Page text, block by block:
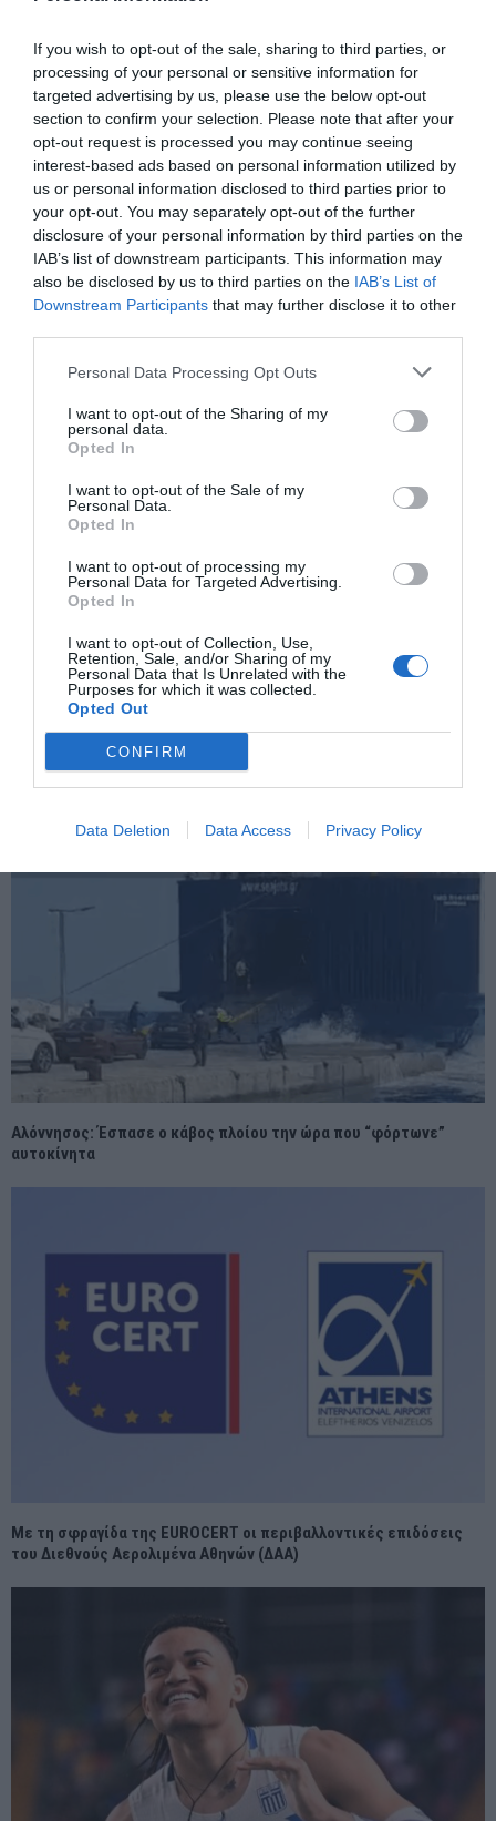
If you wish to opt-out of the sale, sharing to third parties, or
processing of your personal or sensitive information for
targeted advertising by us, please use the below opt-out
section to confirm your selection. Please note that after your
opt-out request is processed you may continue seeing
interest-based ads based on personal information utilized by
us or personal information disclosed to third parties prior to
your opt-out. You may separately opt-out of the further
disclosure of your personal information by third parties on the
IAB’s list of downstream participants. This information may
also be disclosed by us to third parties on the IAB’s List of
Downstream Participants that may further disclose it to other
Personal Data Processing Opt Outs
I want to opt-out of the Sharing of my
personal data.
Opted In
I want to opt-out of the Sale of my
Personal Data.
Opted In
I want to opt-out of processing my
Personal Data for Targeted Advertising.
Opted In
I want to opt-out of Collection, Use,
Retention, Sale, and/or Sharing of my
Personal Data that Is Unrelated with the
Purposes for which it was collected.
Opted Out
CONFIRM
Data Deletion Data Access Privacy Policy
του μέλλοντος.
Για τα Ηνωμένα Αραβικά Εμιράτα, η προσέλκυση τέτοιων
ψηφιακών κολοσσών δεν είναι μόνο θέμα τραπεζών.
Είναι μέρος μιας ευρύτερης στρατηγικής για να ενισχύσουν
ακόμη περισσότερο την οικονομία τους, να προσελκύσουν
επενδύσεις, επιχειρήσεις, εύπορους κατοίκους αλλά και
τουρισμό υψηλής αξίας.
Στον νέο ψηφιακό οικονομικό χάρτη, όποιος συγκεντρώνει
κεφάλαια, επενδύσεις και τεχνολογία δεν κερδίζει απλώς
ΠΡΟΗΓΟΎΜΕΝΗ ΑΝΆΡΤΗΣΗ
ΝΟΡΒΗΓΙΑ: ΑΝΟΙΓΕΙ ΒΟΥΝΟ ΓΙΑ ΠΛΟΙΑ – ΤΟ ΠΡΩΤΟ
MODERNA: ΤΟ mRNA ΕΜΒΟΛΙΟ ΓΙΑ ΤΗ ΓΡΙΠΗ ΠΑΙΡΝΕΙ ΤΟ
ΠΡΑΣΙΝΟ ΦΩΣ — ΝΕΑ ΕΠΟΧΗ ΣΤΗΝ ΠΡΟΛΗΠΤΙΚΗ ΙΑΤΡΙΚΗ
ΣΧΕΤΙΚΈΣ ΑΝΑΡΤΉΣΕΙΣ
Αλόννησος: Έσπασε ο κάβος πλοίου την ώρα που “φόρτωνε”
αυτοκίνητα
Με τη σφραγίδα της EUROCERT οι περιβαλλοντικές επιδόσεις
του Διεθνούς Αερολιμένα Αθηνών (ΔΑΑ)